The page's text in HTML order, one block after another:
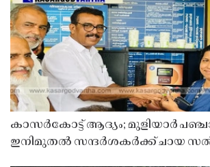
കാസർകോട്ട് ആദ്യം; മുളിയാർ
ഇനിമുതൽ സന്ദർശകർക്ക് ചായ